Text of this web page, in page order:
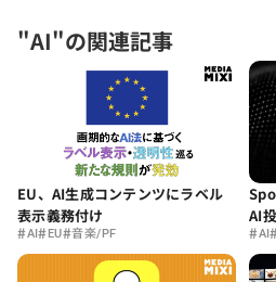
"AI"の関連記事
EU、AI生成コンテンツにラベル
表示義務付け
#AI# EU#音楽/PF
AI
#AI